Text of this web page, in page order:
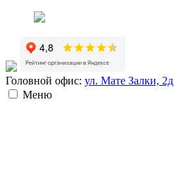
Головной офис: ул. Мате Залки, 2д
Меню